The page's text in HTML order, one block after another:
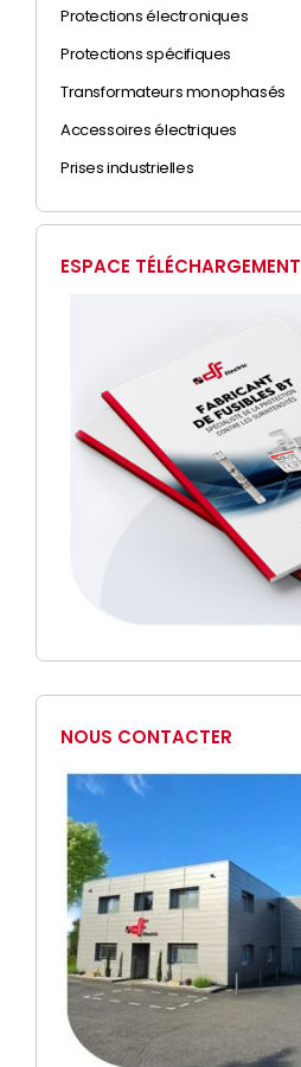
Protections électroniques
Protections spécifiques
Transformateurs monophasés
Accessoires électriques
Prises industrielles
ESPACE TÉLÉCHARGEMENT
NOUS CONTACTER